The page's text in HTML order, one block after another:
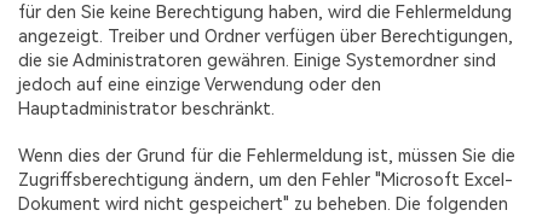
für den Sie keine Berechtigung haben, wird die Fehlermeldung
angezeigt. Treiber und Ordner verfügen über Berechtigungen,
die sie Administratoren gewähren. Einige Systemordner sind
jedoch auf eine einzige Verwendung oder den
Hauptadministrator beschränkt.
Wenn dies der Grund für die Fehlermeldung ist, müssen Sie die
Zugriffsberechtigung ändern, um den Fehler "Microsoft Excel-
Dokument wird nicht gespeichert" zu beheben. Die folgenden